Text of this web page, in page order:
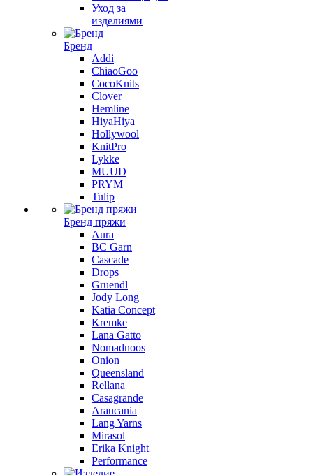
Уход за
изделиями
Бренд
Addi
ChiaoGoo
CocoKnits
Clover
Hemline
HiyaHiya
Hollywool
KnitPro
Lykke
MUUD
PRYM
Tulip
Бренд пряжи
Aura
BC Garn
Cascade
Drops
Gruendl
Jody Long
Katia Concept
Kremke
Lana Gatto
Nomadnoos
Onion
Queensland
Rellana
Casagrande
Araucania
Lang Yarns
Mirasol
Erika Knight
Performance